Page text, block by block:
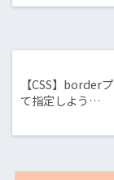
【CSS】border
て指定しよう…